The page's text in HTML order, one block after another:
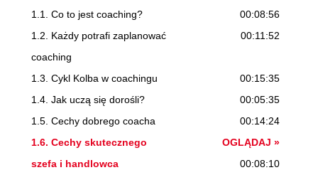
1.1. Co to jest coaching?
00:08:56
1.2. Każdy potrafi zaplanować
coaching
00:11:52
1.3. Cykl Kolba w coachingu
00:15:35
1.4. Jak uczą się dorośli?
00:05:35
1.5. Cechy dobrego coacha
00:14:24
1.6. Cechy skutecznego
szefa i handlowca
OGLĄDAJ »
00:08:10